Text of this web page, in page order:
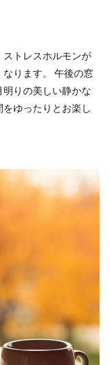
トレスホルモンが
ります。 午後の窓
りの美しい静かな
ゆったりとお楽し